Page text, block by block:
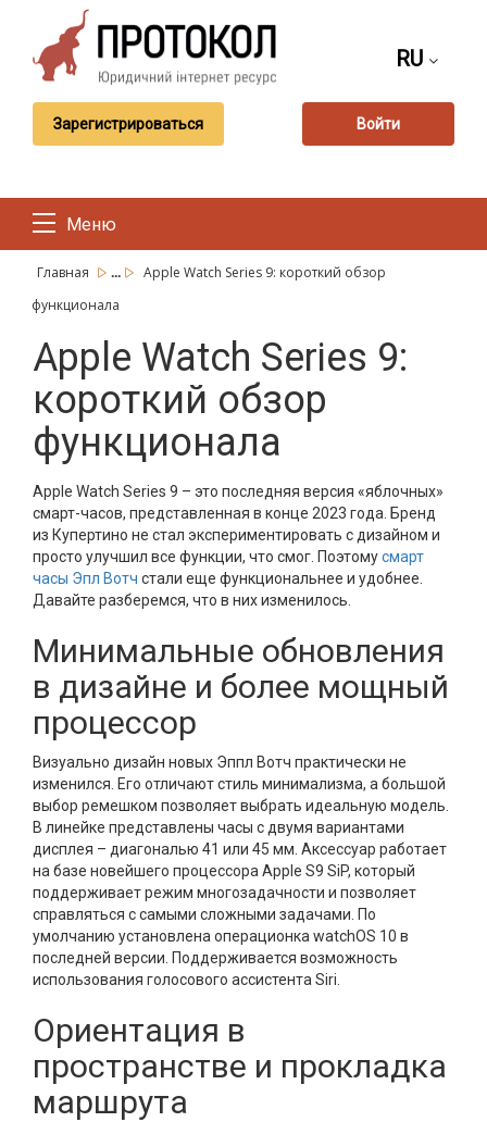
RU
Зарегистрироваться Войти
Меню
Главная ...
Apple Watch Series 9: короткий обзор
функционала
Apple Watch Series 9:
короткий обзор
функционала
Apple Watch Series 9 – это последняя версия «яблочных»
смарт-часов, представленная в конце 2023 года. Бренд
из Купертино не стал экспериментировать с дизайном и
просто улучшил все функции, что смог. Поэтомусмарт
часы Эпл Вотч стали еще функциональнее и удобнее.
Давайте разберемся, что в них изменилось.
Минимальные обновления
в дизайне и более мощный
процессор
Визуально дизайн новых Эппл Вотч практически не
изменился. Его отличают стиль минимализма, а большой
выбор ремешком позволяет выбрать идеальную модель.
В линейке представлены часы с двумя вариантами
дисплея – диагональю 41 или 45 мм. Аксессуар работает
на базе новейшего процессора Apple S9 SiP, который
поддерживает режим многозадачности и позволяет
справляться с самыми сложными задачами. По
умолчанию установлена операционка watchOS 10 в
последней версии. Поддерживается возможность
использования голосового ассистента Siri.
Ориентация в
пространстве и прокладка
маршрута